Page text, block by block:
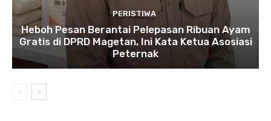
PERISTIWA
Heboh Pesan Berantai Pelepasan Ribuan Ayam
Gratis di DPRD Magetan, Ini Kata Ketua Asosiasi
Peternak